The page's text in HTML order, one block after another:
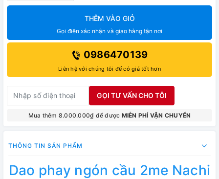
THÊM VÀO GIỎ
Gọi điện xác nhận và giao hàng tận nơi
0986470139
Liên hệ với chúng tôi để có giá tốt hơn
GỌI TƯ VẤN CHO TÔI
Mua thêm 8.000.000₫ để được MIỄN PHÍ VẬN CHUYỂN
THÔNG TIN SẢN PHẨM
Dao phay ngón cầu 2me Nachi